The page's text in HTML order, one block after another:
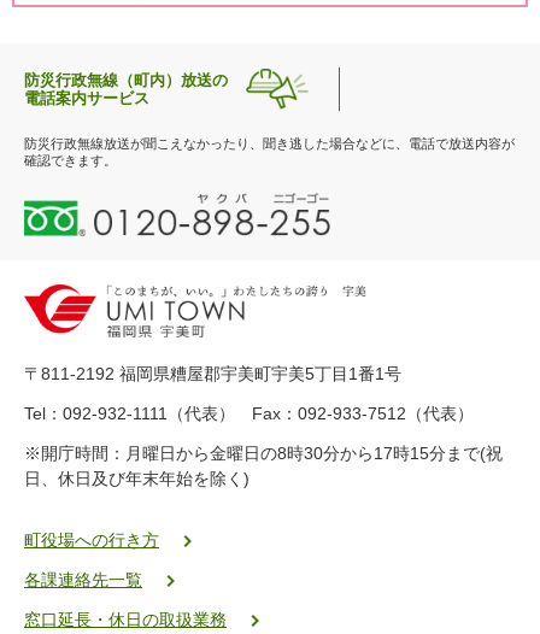
防災行政無線（町内）放送の
電話案内サービス
防災行政無線放送が聞こえなかったり、聞き逃した場合などに、電話で放送内容が
確認できます。
0
1
-
8
-
5
5
ク
二
ゴ
〒811-2192 福岡県糟屋郡宇美町宇美5丁目1番1号
Tel：092-932-1111（代表） Fax：092-933-7512（代表）
※開庁時間：月曜日から金曜日の8時30分から17時15分まで(祝
日、休日及び年末年始を除く)
町役場への行き方
各課連絡先一覧
窓口延長・休日の取扱業務